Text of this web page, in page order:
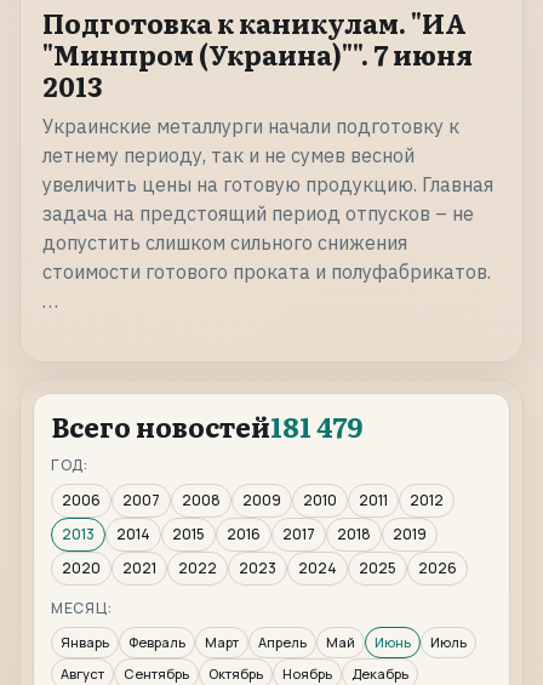
Подготовка к каникулам. "ИА
"Минпром (Украина)"". 7 июня
2013
Украинские металлурги начали подготовку к
летнему периоду, так и не сумев весной
увеличить цены на готовую продукцию. Главная
задача на предстоящий период отпусков – не
допустить слишком сильного снижения
стоимости готового проката и полуфабрикатов.
…
Всего новостей181 479
ГОД:
2006
2007 2008 2009 2010 2011
2012
2013
2014 2015 2016 2017 2018
2019
2020
2021 2022 2023 2024 2025
2026
МЕСЯЦ:
Январь Февраль Март Апрель Май Июнь
Июль
Август
Сентябрь Октябрь Ноябрь Декабрь